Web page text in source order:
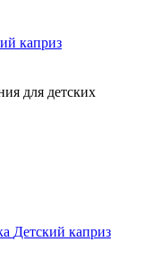
каприз
для детских
Детский каприз